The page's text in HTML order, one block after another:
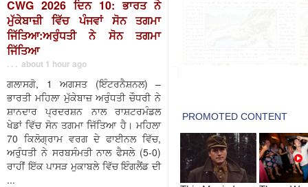
CWG 2026 ਦਿਨ 10: ਭਾਰਤ ਨੇ
ਮੁੱਕੇਬਾਜ਼ੀ ਵਿੱਚ ਪੰਜਵਾਂ ਸੋਨ ਤਗਮਾ
ਜਿੱਤਿਆ:ਅਰੁੰਧਤੀ ਨੇ ਸੋਨ ਤਗਮਾ
ਜਿੱਤਿਆ
. . . about 1 hour ago
ਗਲਾਸਗੋ, 1 ਅਗਸਤ (ਇੰਟਰਨੈਸ਼ਨਲ) –
ਭਾਰਤੀ ਮਹਿਲਾ ਮੁੱਕੇਬਾਜ਼ ਅਰੁੰਧਤੀ ਚੌਧਰੀ ਨੇ
ਸ਼ਾਨਦਾਰ ਪ੍ਰਦਰਸ਼ਨ ਨਾਲ ਰਾਸ਼ਟਰਮੰਡਲ
ਖੇਡਾਂ ਵਿੱਚ ਸੋਨ ਤਗਮਾ ਜਿੱਤਿਆ ਹੈ। ਮਹਿਲਾ
70 ਕਿਲੋਗ੍ਰਾਮ ਵਰਗ ਦੇ ਫਾਈਨਲ ਵਿੱਚ,
ਅਰੁੰਧਤੀ ਨੇ ਸਰਬਸੰਮਤੀ ਨਾਲ ਫੈਸਲੇ (5-0)
ਰਾਹੀਂ ਇੱਕ ਪਾਸੜ ਮੁਕਾਬਲੇ ਵਿੱਚ ਇੰਗਲੈਂਡ ਦੀ
...